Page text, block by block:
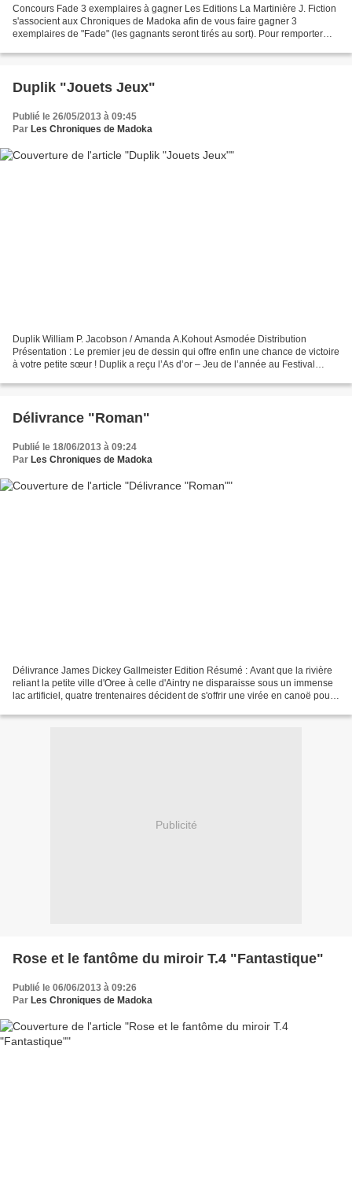
Concours Fade 3 exemplaires à gagner Les Editions La Martinière J. Fiction
s'associent aux Chroniques de Madoka afin de vous faire gagner 3
exemplaires de "Fade" (les gagnants seront tirés au sort). Pour remporter
Duplik "Jouets Jeux"
Publié le 26/05/2013 à 09:45
Par Les Chroniques de Madoka
Duplik William P. Jacobson / Amanda A.Kohout Asmodée Distribution
Présentation : Le premier jeu de dessin qui offre enfin une chance de victoire
à votre petite sœur ! Duplik a reçu l’As d’or – Jeu de l’année au Festival
Délivrance "Roman"
Publié le 18/06/2013 à 09:24
Par Les Chroniques de Madoka
Délivrance James Dickey Gallmeister Edition Résumé : Avant que la rivière
reliant la petite ville d'Oree à celle d'Aintry ne disparaisse sous un immense
lac artificiel, quatre trentenaires décident de s'offrir une virée en canoë pour
Publicité
Rose et le fantôme du miroir T.4 "Fantastique"
Publié le 06/06/2013 à 09:26
Par Les Chroniques de Madoka